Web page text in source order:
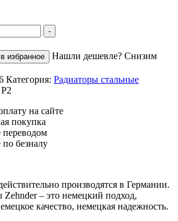
-
избранное
Нашли дешевле? Снизим
Категория: Радиаторы стальные
на сайте
покупка
переводом
безналу
производятся в Германии.
Zehnder – это немецкий подход,
качество, немецкая надежность.